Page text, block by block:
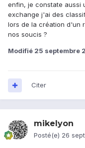
enfin, je constate aussi
exchange j'ai des
lors de la création d'un
nos soucis ?
Modifié 25 septembre
Citer
mikelyon
Posté(e) 26